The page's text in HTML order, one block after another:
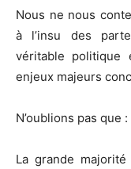
Nous ne nous
à l’insu des
véritable politique
enjeux majeurs
N’oublions pas que :
La grande